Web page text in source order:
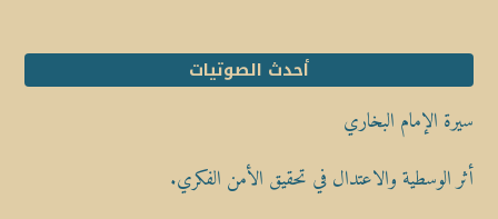
أحدث الصوتيات
سيرة الإمام البخاري
أثر الوسطية والاعتدال في تحقيق الأمن الفكري.